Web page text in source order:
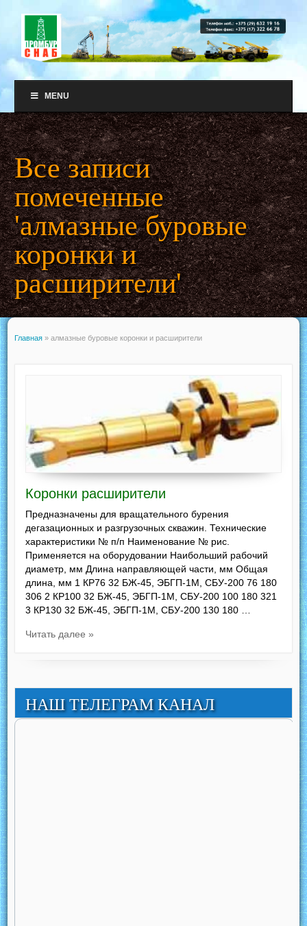
MENU
Все записи
помеченные
'алмазные буровые
коронки и
расширители'
Главная » алмазные буровые коронки и расширители
Коронки расширители
Предназначены для вращательного бурения
дегазационных и разгрузочных скважин. Технические
характеристики № п/п Наименование № рис.
Применяется на оборудовании Наибольший рабочий
диаметр, мм Длина направляющей части, мм Общая
длина, мм 1 КР76 32 БЖ-45, ЭБГП-1М, СБУ-200 76 180
306 2 КР100 32 БЖ-45, ЭБГП-1М, СБУ-200 100 180 321
3 КР130 32 БЖ-45, ЭБГП-1М, СБУ-200 130 180 …
Читать далее »
НАШ ТЕЛЕГРАМ КАНАЛ